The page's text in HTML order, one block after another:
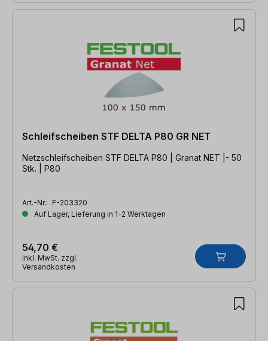
Schleifscheiben STF DELTA P80 GR NET
Netzschleifscheiben STF DELTA P80 | Granat NET |- 50
Stk. | P80
Art.-Nr.: F-203320
Auf Lager, Lieferung in 1-2 Werktagen
54,70 €
inkl. MwSt. zzgl.
Versandkosten